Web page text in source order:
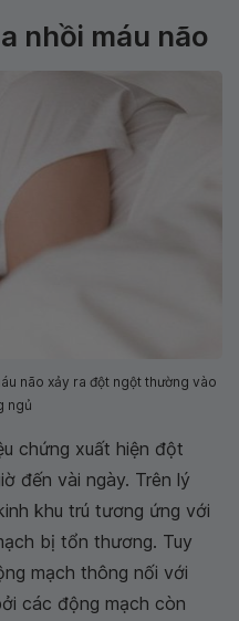
nhồi máu não
não xảy ra đột ngột thường vào
ngủ
chứng xuất hiện đột
đến vài ngày. Trên lý
khu trú tương ứng với
bị tổn thương. Tuy
mạch thông nối với
các động mạch còn